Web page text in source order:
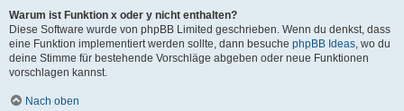
Warum ist Funktion x oder y nicht enthalten?
Diese Software wurde von phpBB Limited geschrieben. Wenn du denkst, dass
eine Funktion implementiert werden sollte, dann besuche phpBB Ideas, wo du
deine Stimme für bestehende Vorschläge abgeben oder neue Funktionen
vorschlagen kannst.
Nach oben